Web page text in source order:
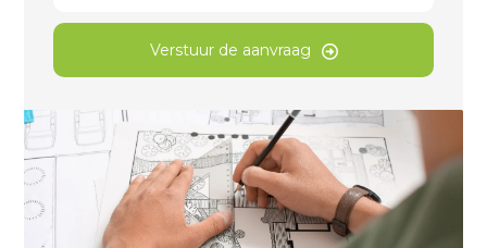
Verstuur de aanvraag